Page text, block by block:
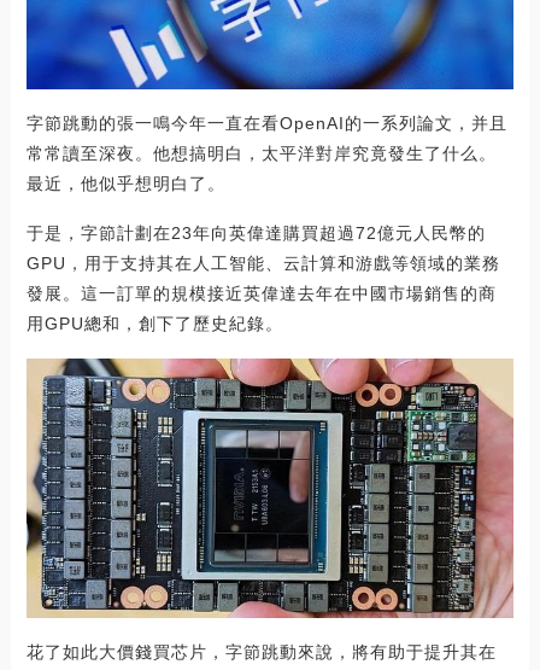
字節跳動的張一鳴今年一直在看OpenAI的一系列論文，并且
常常讀至深夜。他想搞明白，太平洋對岸究竟發生了什么。
最近，他似乎想明白了。
于是，字節計劃在23年向英偉達購買超過72億元人民幣的
GPU，用于支持其在人工智能、云計算和游戲等領域的業務
發展。這一訂單的規模接近英偉達去年在中國市場銷售的商
用GPU總和，創下了歷史紀錄。
花了如此大價錢買芯片，字節跳動來說，將有助于提升其在